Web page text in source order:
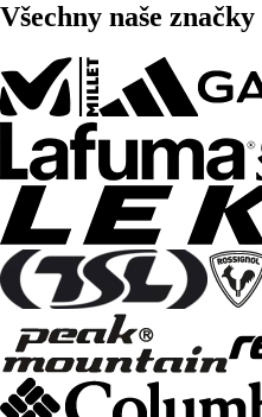
Všechny naše značky